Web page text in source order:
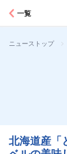
一覧
ニューストップ >
北海道産「